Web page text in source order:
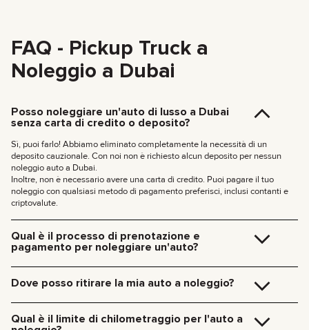
FAQ - Pickup Truck a
Noleggio a Dubai
Posso noleggiare un'auto di lusso a Dubai
senza carta di credito o deposito?
Sì, puoi farlo! Abbiamo eliminato completamente la necessità di un
deposito cauzionale. Con noi non è richiesto alcun deposito per nessun
noleggio auto a Dubai.
Inoltre, non è necessario avere una carta di credito. Puoi pagare il tuo
noleggio con qualsiasi metodo di pagamento preferisci, inclusi contanti e
criptovalute.
Qual è il processo di prenotazione e
pagamento per noleggiare un'auto?
Clicca sul pulsante «Noleggia»nella scheda dell’auto per
Il nostro specialista ti contatterà per elaborare i tuoi documenti e
Dove posso ritirare la mia auto a noleggio?
tuo hotel o all’Aeroporto di Dubai. Ci occuperemo di tutto sul posto,
Qual è il limite di chilometraggio per l'auto a